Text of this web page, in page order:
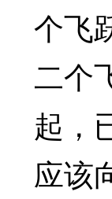
个飞
二个
起，
应该